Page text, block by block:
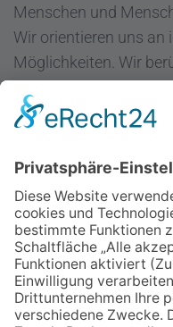
Menschen und
Wir orientieren uns an
Möglichkeiten. Wir
Regenbogen
47051 Duisburg
Telefon 0203/300
Fax 0203/300 36-
Facebook